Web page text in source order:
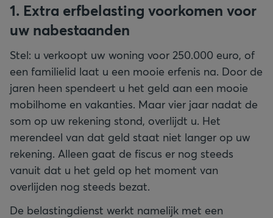
1. Extra erfbelasting voorkomen voor
uw nabestaanden
Stel: u verkoopt uw woning voor 250.000 euro, of
een familielid laat u een mooie erfenis na. Door de
jaren heen spendeert u het geld aan een mooie
mobilhome en vakanties. Maar vier jaar nadat de
som op uw rekening stond, overlijdt u. Het
merendeel van dat geld staat niet langer op uw
rekening. Alleen gaat de fiscus er nog steeds
vanuit dat u het geld op het moment van
overlijden nog steeds bezat.
De belastingdienst werkt namelijk met een